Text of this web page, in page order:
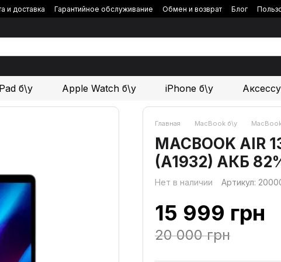
и доставка Гарантийное обслуживание Обмен и возврат Блог
б\у Apple Watch б\у iPhone б\у
Главная MacBook б\у
MACBOOK AIR
(A1932) АКБ
Нет в наличии Артикул:
15 999 грн
20 000 грн